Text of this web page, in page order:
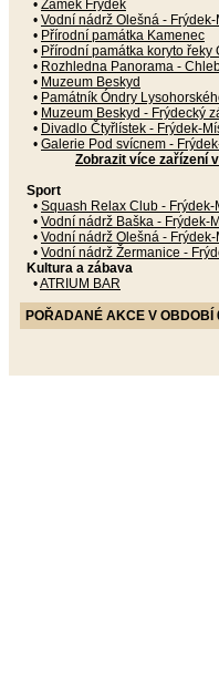
• Zámek Frýdek
• Vodní nádrž Olešná - Frýdek-
• Přírodní památka Kamenec
• Přírodní památka koryto řeky
• Rozhledna Panorama -
• Muzeum Beskyd
• Památník Óndry
• Muzeum Beskyd - Frýdecký
• Divadlo Čtyřlístek - Frýdek-
• Galerie Pod svícnem -
Zobrazit více zařízení
Sport
• Squash Relax Club - Frýdek-
• Vodní nádrž Baška - Frýdek-
• Vodní nádrž Olešná - Frýdek-
• Vodní nádrž Žermanice -
Kultura a zábava
•ATRIUM BAR
POŘADANÉ AKCE V